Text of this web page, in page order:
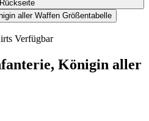
Verfügbar
Königin aller